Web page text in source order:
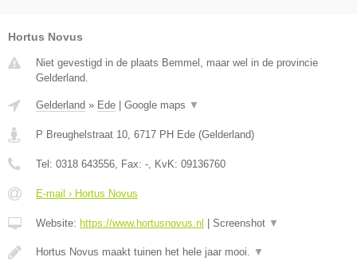
Hortus Novus
Niet gevestigd in de plaats Bemmel, maar wel in de provincie
Gelderland.
Gelderland » Ede Google maps ▼
P Breughelstraat 10, 6717 PH Ede (Gelderland)
Tel: 0318 643556, Fax: -, KvK: 09136760
E-mail › Hortus Novus
Website: https://www.hortusnovus.nl Screenshot ▼
Hortus Novus maakt tuinen het hele jaar mooi. ▼